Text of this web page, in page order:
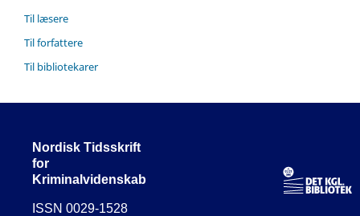
Til læsere
Til forfattere
Til bibliotekarer
Nordisk Tidsskrift
for
Kriminalvidenskab
ISSN 0029-1528